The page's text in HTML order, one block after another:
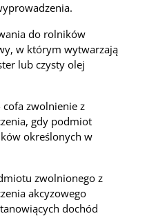
do rolników
w którym wytwarzają
lub czysty olej
zwolnienie z
gdy podmiot
określonych w
zwolnionego z
akcyzowego
dochód